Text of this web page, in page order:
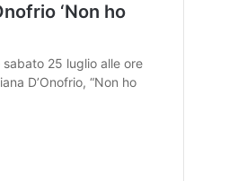
‘Non ho
25 luglio alle ore
D’Onofrio, “Non ho